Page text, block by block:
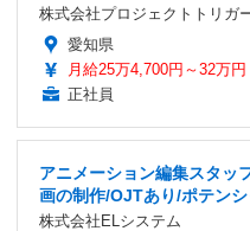
株式会社プロジェクトトリガ
愛知県
月給25万4,700円～32万円
正社員
アニメーション編集スタッ
画の制作/OJTあり/ポテン
株式会社ELシステム